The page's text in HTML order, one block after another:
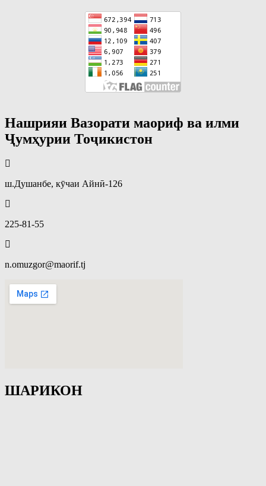
Нашрияи Вазорати маориф ва илми
Ҷумҳурии Тоҷикистон
ш.Душанбе, кӯчаи Айнӣ-126
225-81-55
n.omuzgor@maorif.tj
ШАРИКОН